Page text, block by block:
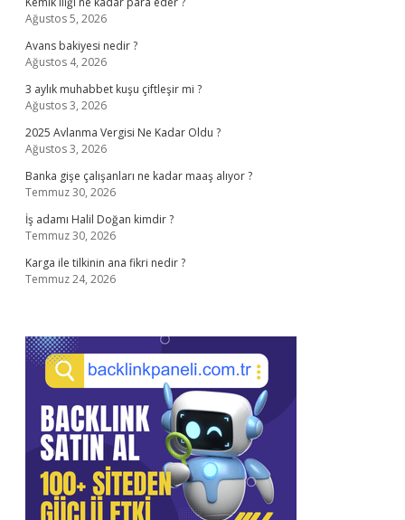
Ağustos 5, 2026
Avans bakiyesi nedir ?
Ağustos 4, 2026
3 aylık muhabbet kuşu çiftleşir mi ?
Ağustos 3, 2026
2025 Avlanma Vergisi Ne Kadar Oldu ?
Ağustos 3, 2026
Banka gişe çalışanları ne kadar maaş alıyor ?
Temmuz 30, 2026
İş adamı Halil Doğan kimdir ?
Temmuz 30, 2026
Karga ile tilkinin ana fikri nedir ?
Temmuz 24, 2026